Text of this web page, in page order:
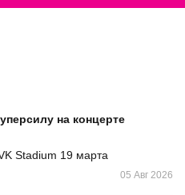
на концерте
Stadium 19 марта
05 Авг 2026